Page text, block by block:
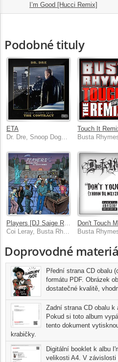
I’m Good [Hucci Remix]
Podobné tituly
ETA
Touch It
Busta
Players [DJ Saige Remix]
Coi Leray, Busta Rhymes
Busta
Doprovodné
Přední strana CD obalu
formátu PDF. Obrázek
dostatečné kvalitě,
Zadní strana CD obalu k
Pokud si toto album
tento dokument
krabičky.
Digitální booklet k albu
velikosti A4. V